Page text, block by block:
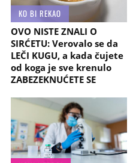
KO BI REKAO
OVO NISTE ZNALI O
SIRĆETU: Verovalo se da
LEČI KUGU, a kada čujete
od koga je sve krenulo
ZABEZEKNUĆETE SE